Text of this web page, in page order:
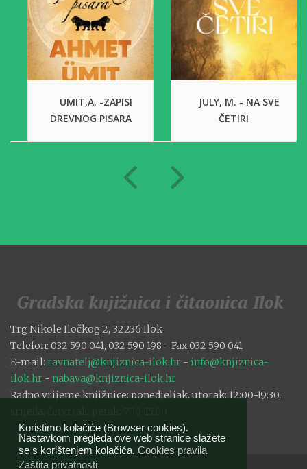
Koristimo kolačiće (Browser cookies).
Nastavkom pregleda ove web stranice slažete
se s korištenjem kolačića. Cookies pravila
Zaštita privatnosti
UMIT,A. -ZAPISI
DREVNOG PISARA
JULY, M. - NA SVE
ČETIRI
Trg Nikole Iločkog 2, 32236 Ilok
Telefon: 032 590 041, 032 590 198 - Fax:032 590 041
E-mail: ravnatelj@knjiznica-ilok.hr - info@knjiznica-
ilok.hr - nabava@knjiznica-ilok.hr
Radno vrijeme knjižnice: ponedjeljak, utorak: 12:00-19:30,